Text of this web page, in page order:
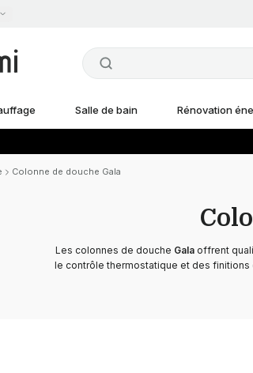
Salle de bain Rénovation
Colonne de douche Gala
Les colonnes de douche Gala offrent
le contrôle thermostatique et des